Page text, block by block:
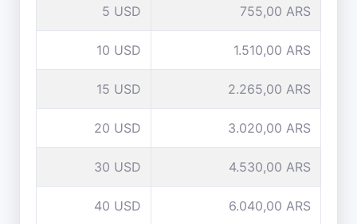
5 USD 755,00 ARS
10 USD 1.510,00 ARS
15 USD 2.265,00 ARS
20 USD 3.020,00 ARS
30 USD 4.530,00 ARS
40 USD 6.040,00 ARS